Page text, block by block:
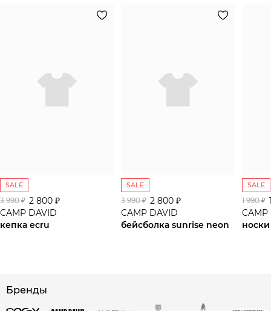
SALE
3 990 ₽ 2 800 ₽
CAMP DAVID
кепка ecru
SALE
3 990 ₽ 2 800 ₽
CAMP DAVID
бейсболка sunrise neon
SALE
1 990 ₽
CAMP
Бренды